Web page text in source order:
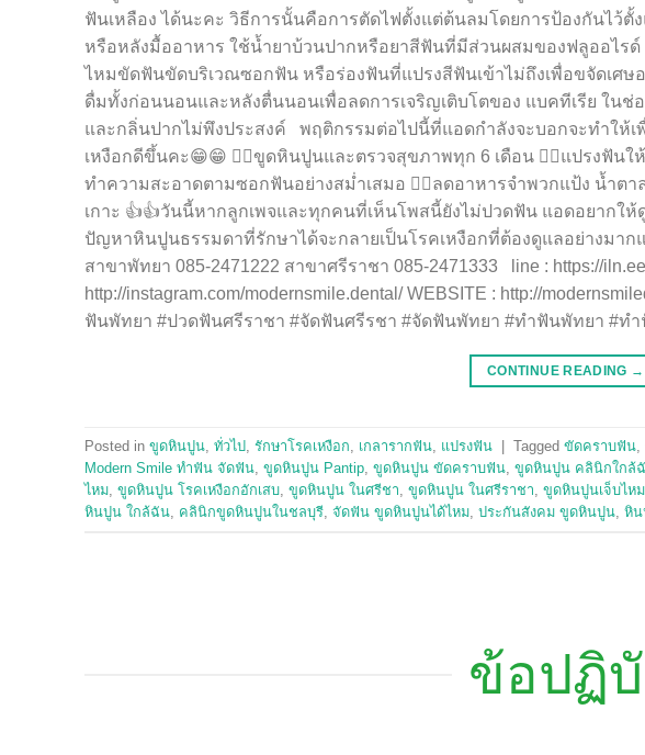
ฟันเหลือง ได้นะคะ วิธีการนั้นคือการตัดไฟตั้งแต่ต้นลมโดยการป้องกันไว้ตั้
หรือหลังมื้ออาหาร ใช้น้ำยาบ้วนปากหรือยาสีฟันที่มีส่วนผสมของฟลูออไรด์
ไหมขัดฟันขัดบริเวณซอกฟัน หรือร่องฟันที่แปรงสีฟันเข้าไม่ถึงเพื่อขจัดเศษ
ดื่มทั้งก่อนนอนและหลังตื่นนอนเพื่อลดการเจริญเติบโตของ แบคทีเรีย ในช่
และกลิ่นปากไม่พึงประสงค์ พฤติกรรมต่อไปนี้ที่แอดกำลังจะบอกจะทำให้
เหงือกดีขึ้นคะ😁😁 👉🏽ขูดหินปูนและตรวจสุขภาพทุก 6 เดือน 👉🏽แปรงฟัน
ทำความสะอาดตามซอกฟันอย่างสม่ำเสมอ 👉🏽ลดอาหารจำพวกแป้ง น้ำ
เกาะ 👍👍วันนี้หากลูกเพจและทุกคนที่เห็นโพสนี้ยังไม่ปวดฟัน แอดอยากใ
ปัญหาหินปูนธรรมดาที่รักษาได้จะกลายเป็นโรคเหงือกที่ต้องดูแลอย่างมา
สาขาพัทยา 085-2471222 สาขาศรีราชา 085-2471333 line : https://
http://instagram.com/modernsmile.dental/ WEBSITE : http://
ฟันพัทยา #ปวดฟันศรีราชา #จัดฟันศรีรชา #จัดฟันพัทยา #ทำฟันพัทยา #ท
CONTINUE READING →
Posted in ขูดหินปูน ทั่วไป รักษาโรคเหงือก เกลารากฟัน แปรงฟัน | Tagged ขัดคราบฟัน
Modern Smile ทำฟัน จัดฟัน ขูดหินปูน Pantip ขูดหินปูน ขัดคราบฟัน ขูดหินปูน คลินิกใกล้
ไหม ขูดหินปูน โรคเหงือกอักเสบ ขูดหินปูน ในศรีชา ขูดหินปูน ในศรีราชา ขูดหินปูนเจ็บไหม
หินปูน ใกล้ฉัน คลินิกขูดหินปูนในชลบุรี จัดฟัน ขูดหินปูนได้ไหม ประกันสังคม ขูดหินปูน หิน
ข้อปฏิ